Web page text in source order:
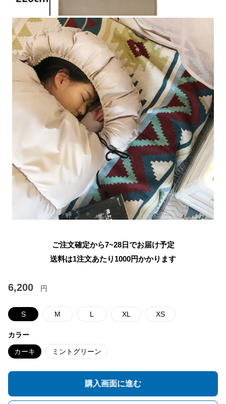
ご注文確定から7~28日でお届け予定
送料は1注文あたり 1000円かかります
6,200 円
S M L XL XS
カラー
カーキ ミントグリーン
購入画面に進む